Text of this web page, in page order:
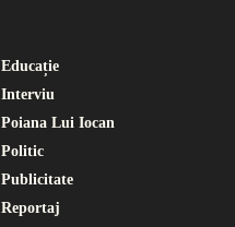
Educație
Interviu
Poiana Lui Iocan
Politic
Publicitate
Reportaj